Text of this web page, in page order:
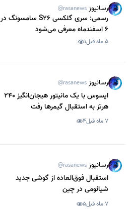
رسانیوز @rasanews
رسمی: سری گلکسی S26 سامسونگ در
6 اسفندماه معرفی می‌شود
5 ماه قبل 1
رسانیوز @rasanews
ایسوس با یک مانیتور هیجان‌انگیز 240
هرتز به استقبال گیمرها رفت
7 ماه قبل 4
رسانیوز @rasanews
استقبال فوق‌العاده از گوشی جدید
شیائومی در چین
7 ماه قبل 5